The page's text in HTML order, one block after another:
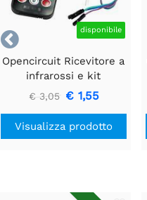
 disponibile
Opencircuit Ricevitore a
infrarossi e kit
telecomando
€ 3,05 € 1,55
Visualizza prodotto